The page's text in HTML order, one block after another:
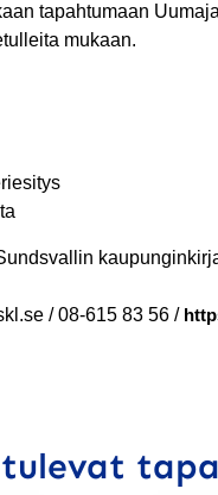
tapahtumaan
mukaan.
/ 08-615 83 56 /
tulevat